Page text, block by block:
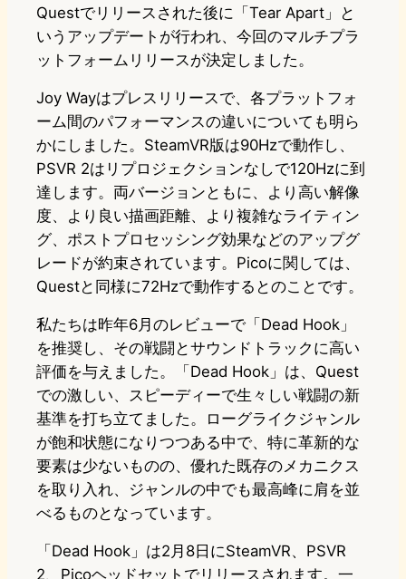
Questでリリースされた後に「Tear Apart」と
いうアップデートが行われ、今回のマルチプラ
ットフォームリリースが決定しました。
Joy Wayはプレスリリースで、各プラットフォ
ーム間のパフォーマンスの違いについても明ら
かにしました。SteamVR版は90Hzで動作し、
PSVR 2はリプロジェクションなしで120Hzに到
達します。両バージョンともに、より高い解像
度、より良い描画距離、より複雑なライティン
グ、ポストプロセッシング効果などのアップグ
レードが約束されています。Picoに関しては、
Questと同様に72Hzで動作するとのことです。
私たちは昨年6月のレビューで「Dead Hook」
を推奨し、その戦闘とサウンドトラックに高い
評価を与えました。「Dead Hook」は、Quest
での激しい、スピーディーで生々しい戦闘の新
基準を打ち立てました。ローグライクジャンル
が飽和状態になりつつある中で、特に革新的な
要素は少ないものの、優れた既存のメカニクス
を取り入れ、ジャンルの中でも最高峰に肩を並
べるものとなっています。
「Dead Hook」は2月8日にSteamVR、PSVR
2、Picoヘッドセットでリリースされます。一